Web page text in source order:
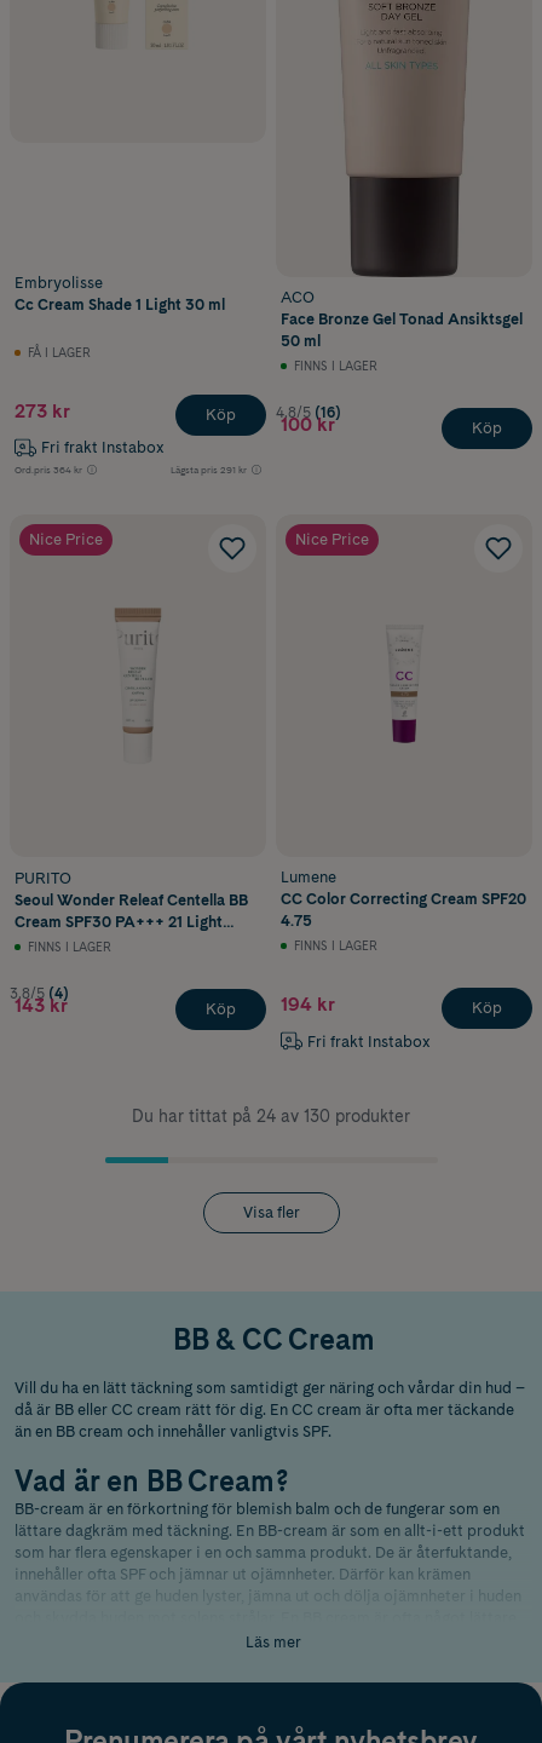
Embryolisse
Cc Cream Shade 1 Light 30 ml
FÅ I LAGER
273 kr
Fri frakt Instabox
Ord.pris 364 kr Lägsta pris 291 kr
Köp
ACO
Face Bronze Gel Tonad Ansiktsgel
50 ml
FINNS I LAGER
4.8/5 (16)
100 kr Köp
Nice Price
PURITO
Seoul Wonder Releaf Centella BB
Cream SPF30 PA+++ 21 Light
Beige 30 ml
FINNS I LAGER
3.8/5 (4)
143 kr Köp
Nice Price
Lumene
CC Color Correcting Cream SPF20
4.75
FINNS I LAGER
194 kr
Fri frakt Instabox
Köp
Du har tittat på 24 av 130 produkter
Visa fler
BB & CC Cream
Vill du ha en lätt täckning som samtidigt ger näring och vårdar din hud –
då är BB eller CC cream rätt för dig. En CC cream är ofta mer täckande
än en BB cream och innehåller vanligtvis SPF.
Vad är en BB Cream?
BB-cream är en förkortning för blemish balm och de fungerar som en
lättare dagkräm med täckning. En BB-cream är som en allt-i-ett produkt
som har flera egenskaper i en och samma produkt. De är återfuktande,
innehåller ofta SPF och jämnar ut ojämnheter. Därför kan krämen
användas för att ge huden lyster, jämna ut och dölja ojämnheter i huden
än en CC cream och kan därför användas av de som vill ha en naturlig
CC-cream är en förkortning för color correcting och passar dig som vill
Läs mer